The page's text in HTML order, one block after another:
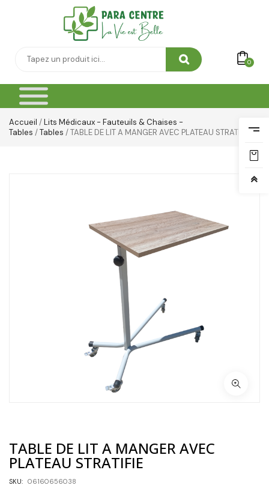
0
Accueil /Lits Médicaux - Fauteuils & Chaises -
Tables /Tables / TABLE DE LIT A MANGER AVEC PLATEAU STRATIFIE
TABLE DE LIT A MANGER AVEC
PLATEAU STRATIFIE
SKU: 06160656038